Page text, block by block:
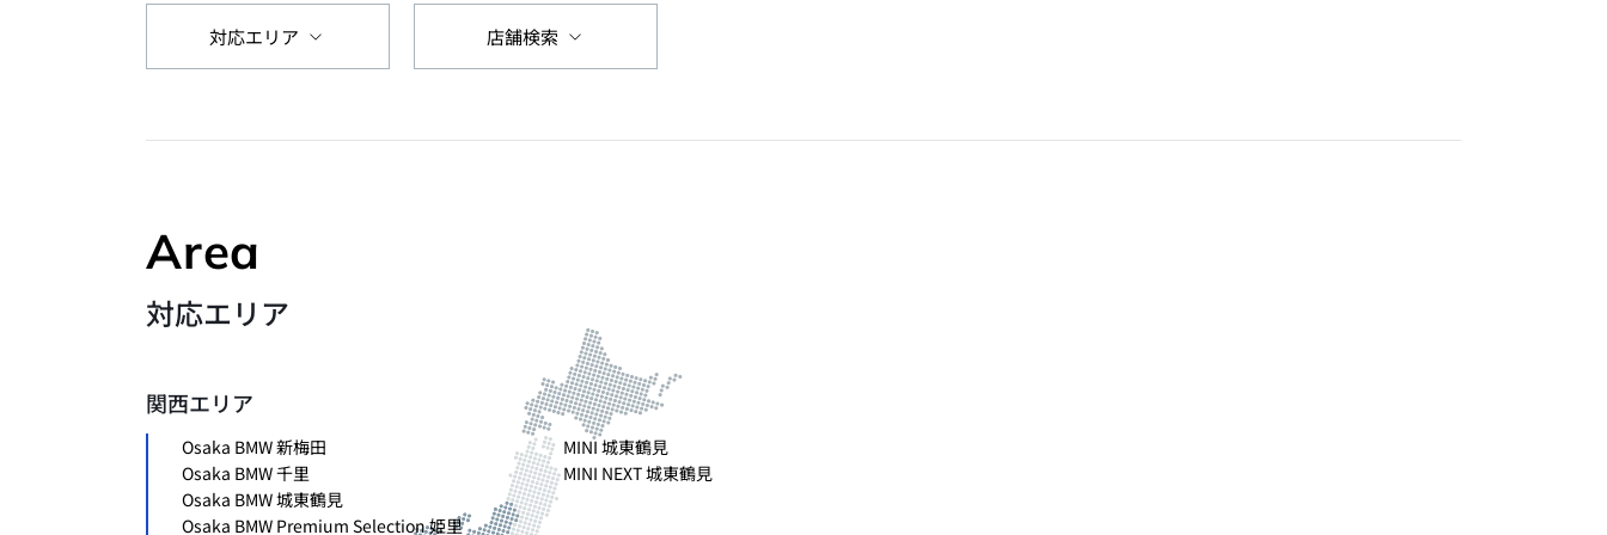
対応エリア 店舗検索
Area
対応エリア
関西エリア
Osaka BMW 新梅田
Osaka BMW 千里
Osaka BMW 城東鶴見
Osaka BMW Premium Selection 姫里
MINI 城東鶴見
MINI NEXT 城東鶴見